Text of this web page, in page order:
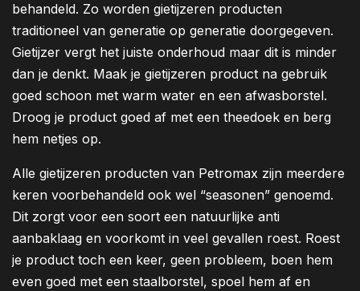
behandeld. Zo worden gietijzeren producten
traditioneel van generatie op generatie doorgegeven.
Gietijzer vergt het juiste onderhoud maar dit is minder
dan je denkt. Maak je gietijzeren product na gebruik
goed schoon met warm water en een afwasborstel.
Droog je product goed af met een theedoek en berg
hem netjes op.
Alle gietijzeren producten van Petromax zijn meerdere
keren voorbehandeld ook wel “seasonen” genoemd.
Dit zorgt voor een soort een natuurlijke anti
aanbaklaag en voorkomt in veel gevallen roest. Roest
je product toch een keer, geen probleem, boen hem
even goed met een staalborstel, spoel hem af en